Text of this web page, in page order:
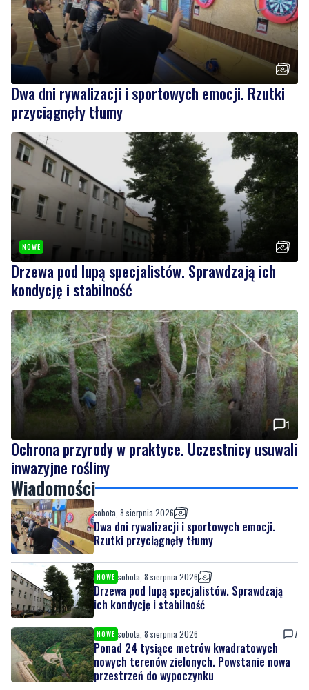
Dwa dni rywalizacji i sportowych emocji. Rzutki
przyciągnęły tłumy
NOWE
Drzewa pod lupą specjalistów. Sprawdzają ich
kondycję i stabilność
1
Ochrona przyrody w praktyce. Uczestnicy usuwali
inwazyjne rośliny
Wiadomości
sobota, 8 sierpnia 2026
Dwa dni rywalizacji i sportowych emocji.
Rzutki przyciągnęły tłumy
NOWE sobota, 8 sierpnia 2026
Drzewa pod lupą specjalistów. Sprawdzają
ich kondycję i stabilność
NOWE sobota, 8 sierpnia 2026 7
Ponad 24 tysiące metrów kwadratowych
nowych terenów zielonych. Powstanie nowa
przestrzeń do wypoczynku